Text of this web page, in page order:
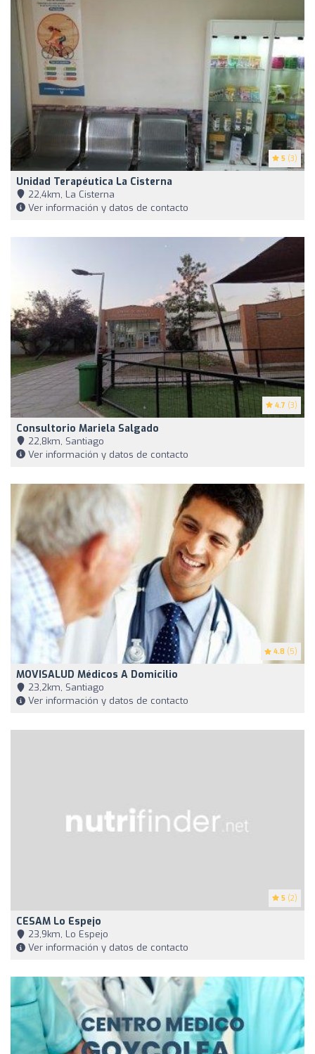
5 (3)
Unidad Terapéutica La Cisterna
22,4km, La Cisterna
Ver información y datos de contacto
4.7 (3)
Consultorio Mariela Salgado
22,8km, Santiago
Ver información y datos de contacto
4.8 (5)
MOVISALUD Médicos A Domicilio
23,2km, Santiago
Ver información y datos de contacto
5 (2)
CESAM Lo Espejo
23,9km, Lo Espejo
Ver información y datos de contacto